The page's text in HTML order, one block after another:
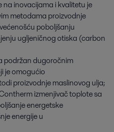
inovacijama i kvalitetu je
metodama proizvodnje
poboljšanju
ugljeničnog otiska (carbon
podržan dugoročnim
je omogućio
proizvodnje maslinovog ulja;
izmenjivač toplote sa
energetske
energije u